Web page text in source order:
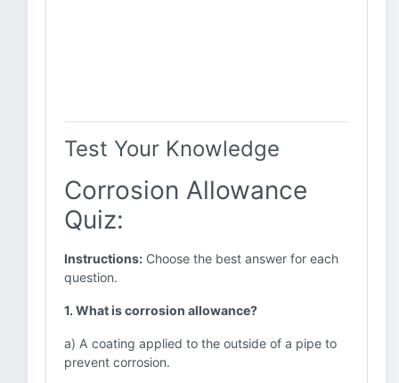
Test Your Knowledge
Corrosion Allowance
Quiz:
Instructions: Choose the best answer for each
question.
1. What is corrosion allowance?
a) A coating applied to the outside of a pipe to
prevent corrosion.